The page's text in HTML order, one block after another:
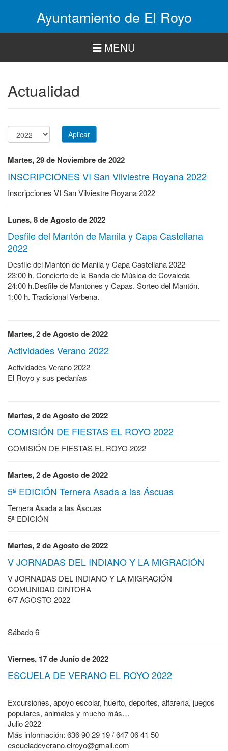
Ayuntamiento de El Royo
MENU
Actualidad
Aplicar
Martes, 29 de Noviembre de 2022
INSCRIPCIONES VI San Vilviestre Royana 2022
Inscripciones VI San Vilviestre Royana 2022
Lunes, 8 de Agosto de 2022
Desfile del Mantón de Manila y Capa Castellana
2022
Desfile del Mantón de Manila y Capa Castellana 2022
23:00 h. Concierto de la Banda de Música de Covaleda
24:00 h.Desfile de Mantones y Capas. Sorteo del Mantón.
1:00 h. Tradicional Verbena.
Martes, 2 de Agosto de 2022
Actividades Verano 2022
Actividades Verano 2022
El Royo y sus pedanías
Martes, 2 de Agosto de 2022
COMISIÓN DE FIESTAS EL ROYO 2022
COMISIÓN DE FIESTAS EL ROYO 2022
Martes, 2 de Agosto de 2022
5ª EDICIÓN Ternera Asada a las Áscuas
Ternera Asada a las Áscuas
5ª EDICIÓN
Martes, 2 de Agosto de 2022
V JORNADAS DEL INDIANO Y LA MIGRACIÓN
V JORNADAS DEL INDIANO Y LA MIGRACIÓN
COMUNIDAD CINTORA
6/7 AGOSTO 2022
Sábado 6
Viernes, 17 de Junio de 2022
ESCUELA DE VERANO EL ROYO 2022
Excursiones, apoyo escolar, huerto, deportes, alfarería, juegos
populares, animales y mucho más…
Julio 2022
Más información: 636 90 29 19 / 647 06 41 50
escueladeverano.elroyo@gmail.com